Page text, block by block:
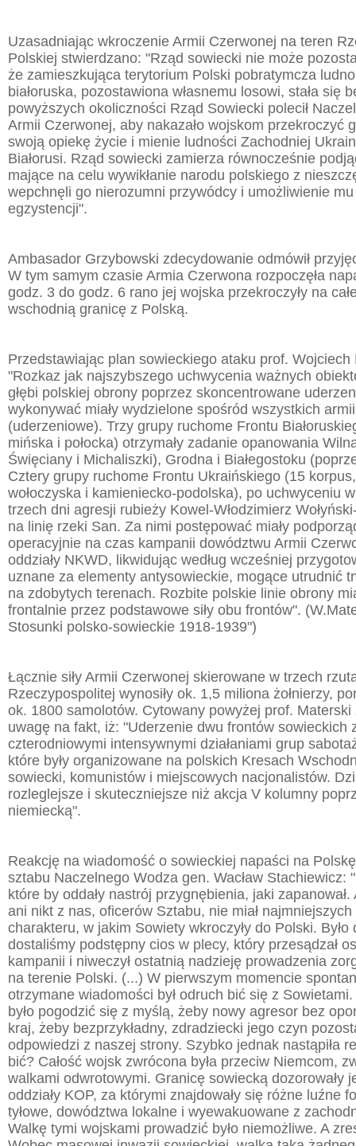
Uzasadniając wkroczenie Armii Czerwonej na teren
Polskiej stwierdzano: "Rząd sowiecki nie może
że zamieszkująca terytorium Polski pobratymcza
białoruska, pozostawiona własnemu losowi, stała się
powyższych okoliczności Rząd Sowiecki polecił
Armii Czerwonej, aby nakazało wojskom przekroczyć
swoją opiekę życie i mienie ludności Zachodniej
Białorusi. Rząd sowiecki zamierza równocześnie
mające na celu wywikłanie narodu polskiego z
wepchnęli go nierozumni przywódcy i umożliwienie
egzystencji".
Ambasador Grzybowski zdecydowanie odmówił
W tym samym czasie Armia Czerwona rozpoczęła
godz. 3 do godz. 6 rano jej wojska przekroczyły na
wschodnią granicę z Polską.
Przedstawiając plan sowieckiego ataku prof. Wojciech
"Rozkaz jak najszybszego uchwycenia ważnych
głębi polskiej obrony poprzez skoncentrowane
wykonywać miały wydzielone spośród wszystkich
(uderzeniowe). Trzy grupy ruchome Frontu
mińska i połocka) otrzymały zadanie opanowania
Święciany i Michaliszki), Grodna i Białegostoku
Cztery grupy ruchome Frontu Ukraińskiego (15
wołoczyska i kamieniecko-podolska), po uchwyceniu
trzech dni agresji rubieży Kowel-Włodzimierz
na linię rzeki San. Za nimi postępować miały
operacyjnie na czas kampanii dowództwu Armii
oddziały NKWD, likwidując według wcześniej
uznane za elementy antysowieckie, mogące utrudnić
na zdobytych terenach. Rozbite polskie linie obrony
frontalnie przez podstawowe siły obu frontów".
Stosunki polsko-sowieckie 1918-1939")
Łącznie siły Armii Czerwonej skierowane w trzech
Rzeczypospolitej wynosiły ok. 1,5 miliona żołnierzy,
ok. 1800 samolotów. Cytowany powyżej prof. Materski
uwagę na fakt, iż: "Uderzenie dwu frontów sowieckich
czterodniowymi intensywnymi działaniami grup
które były organizowane na polskich Kresach
sowiecki, komunistów i miejscowych nacjonalistów.
rozleglejsze i skuteczniejsze niż akcja V kolumny
niemiecką".
Reakcję na wiadomość o sowieckiej napaści na
sztabu Naczelnego Wodza gen. Wacław Stachiewicz:
które by oddały nastrój przygnębienia, jaki
ani nikt z nas, oficerów Sztabu, nie miał
charakteru, w jakim Sowiety wkroczyły do Polski.
dostaliśmy podstępny cios w plecy, który przesądzał
kampanii i niweczył ostatnią nadzieję prowadzenia
na terenie Polski. (...) W pierwszym momencie
otrzymane wiadomości był odruch bić się z
było pogodzić się z myślą, żeby nowy agresor bez
kraj, żeby bezprzykładny, zdradziecki jego czyn
odpowiedzi z naszej strony. Szybko jednak nastąpiła
bić? Całość wojsk zwrócona była przeciw Niemcom,
walkami odwrotowymi. Granicę sowiecką dozorowały
oddziały KOP, za którymi znajdowały się różne luźne
tyłowe, dowództwa lokalne i wyewakuowane z
Walkę tymi wojskami prowadzić było niemożliwe. A